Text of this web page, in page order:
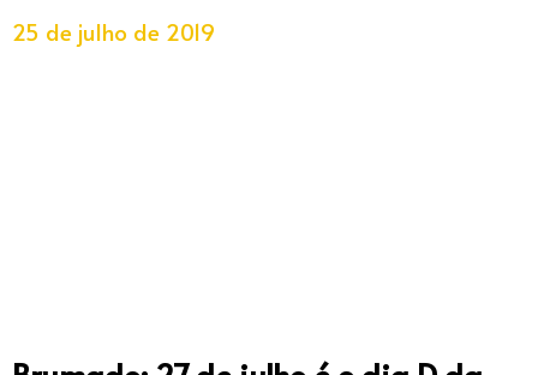
25 de julho de 2019